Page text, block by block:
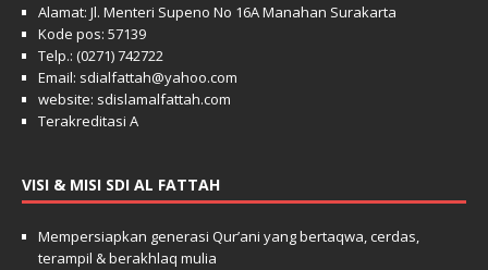
Alamat: Jl. Menteri Supeno No 16A Manahan Surakarta
Kode pos: 57139
Telp.: (0271) 742722
Email: sdialfattah@yahoo.com
website: sdislamalfattah.com
Terakreditasi A
VISI & MISI SDI AL FATTAH
Mempersiapkan generasi Qur’ani yang bertaqwa, cerdas,
terampil & berakhlaq mulia